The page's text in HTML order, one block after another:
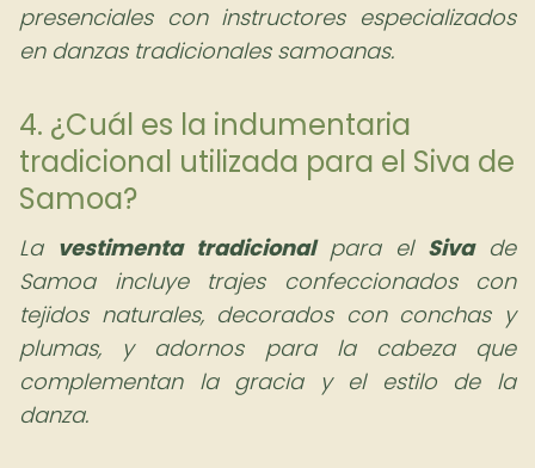
presenciales con instructores especializados
en danzas tradicionales samoanas.
4. ¿Cuál es la indumentaria
tradicional utilizada para el Siva de
Samoa?
La vestimenta tradicionalpara el Sivade
Samoa incluye trajes confeccionados con
tejidos naturales, decorados con conchas y
plumas, y adornos para la cabeza que
complementan la gracia y el estilo de la
danza.